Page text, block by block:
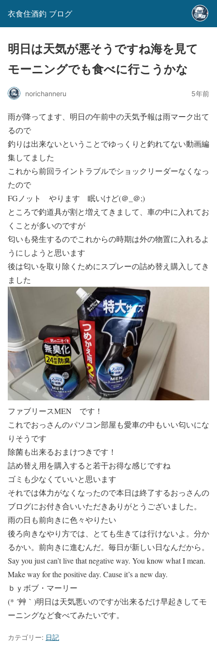
衣食住酒釣 ブログ
明日は天気が悪そうですね海を見て
モーニングでも食べに行こうかな
norichanneru 5年前
雨が降ってます、明日の午前中の天気予報は雨マーク出て
るので
釣りは出来ないということでゆっくりと釣れてない動画編
集してました
これから前回ライントラブルでショックリーダーなくなっ
たので
FGノット やります 眠いけど(＠_＠;)
ところで釣道具が割と増えてきまして、車の中に入れてお
くことが多いのですが
匂いも発生するのでこれからの時期は外の物置に入れるよ
うにしようと思います
後は匂いを取り除くためにスプレーの詰め替え購入してき
ました
ファブリースMEN です！
これでおっさんのパソコン部屋も愛車の中もいい匂いにな
りそうです
除菌も出来るおまけつきです！
詰め替え用を購入すると若干お得な感じですね
ゴミも少なくていいと思います
それでは体力がなくなったので本日は終了するおっさんの
ブログにお付き合いいただきありがとうございました。
雨の日も前向きに色々やりたい
後ろ向きなやり方では、とても生きては行けないよ。分か
るかい。前向きに進むんだ。毎日が新しい日なんだから。
Say you just can’t live that negative way. You know what I mean.
Make way for the positive day. Cause it’s a new day.
ｂｙボブ・マーリー
(* ´艸｀)明日は天気悪いのですが出来るだけ早起きしてモ
ーニングなど食べてみたいです。
カテゴリー: 日記